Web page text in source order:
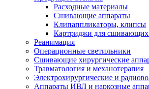
Расходные материалы
Сшивающие аппараты
Клипаппликаторы, клипсы
Картриджи для сшивающих
Реанимация
Операционные светильники
Сшивающие хирургические
Травматология и механотерапия
Электрохирургические и
Аппараты ИВЛ и наркозные